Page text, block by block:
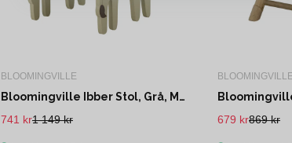
BLOOMINGVILLE
Bloomingville Ibber Stol, Grå, Mdf L45xH62xW34 cm
1 149 kr
741 kr
869 kr
679 kr